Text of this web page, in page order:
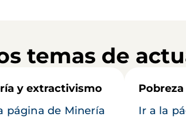
temas de
y extractivismo
página de Minería
Ir a la